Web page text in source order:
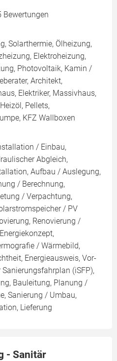
Bewertungen
Solarthermie, Ölheizung,
Elektroheizung,
Photovoltaik, Kamin /
Architekt,
Elektriker, Massivhaus,
Pellets,
KFZ Wallboxen
/ Einbau,
Abgleich,
Aufbau / Auslegung,
/ Berechnung,
/ Verpachtung,
/ PV
Renovierung /
/ Wärmebild,
Energieausweis, Vor-
(iSFP),
Bauleitung, Planung /
Sanierung / Umbau,
Lieferung
- Sanitär